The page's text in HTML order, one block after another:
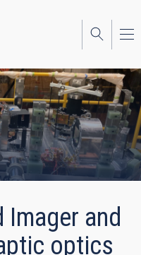
Imager and
optics